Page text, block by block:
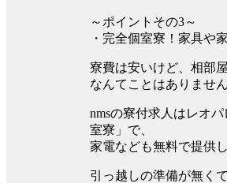
～ポイントその3～
・完全個室寮！家具や
寮費は安いけど、相部
なんてことはありません
nmsの寮付求人はレオ
室寮」で、
家電なども無料で提供
引っ越しの準備が無く